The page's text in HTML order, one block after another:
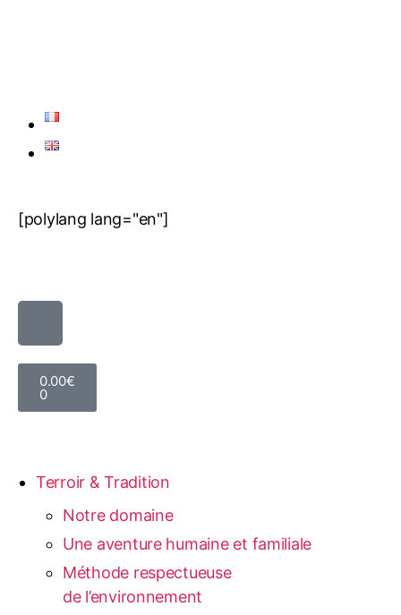
[polylang lang="en"]
0.00€
0
Terroir & Tradition
Notre domaine
Une aventure humaine et familiale
Méthode respectueuse
de l’environnement